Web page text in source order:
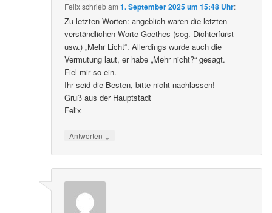
Felixschriebam1. September 2025 um 15:48 Uhr:
Zu letzten Worten: angeblich waren die letzten
verständlichen Worte Goethes (sog. Dichterfürst
usw.) „Mehr Licht“. Allerdings wurde auch die
Vermutung laut, er habe „Mehr nicht?“ gesagt.
Fiel mir so ein.
Ihr seid die Besten, bitte nicht nachlassen!
Gruß aus der Hauptstadt
Felix
Antworten ↓